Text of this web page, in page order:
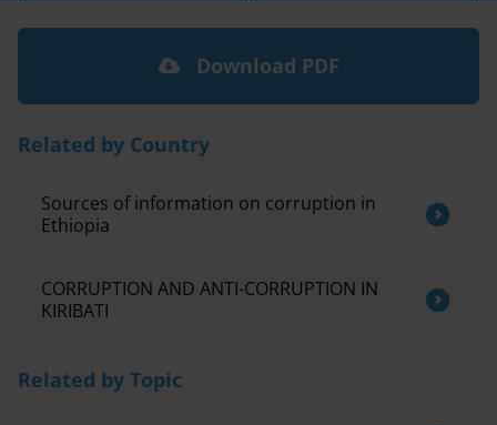
Download PDF
Related by Country
Sources of information on corruption in
Ethiopia
CORRUPTION AND ANTI-CORRUPTION IN
KIRIBATI
Related by Topic